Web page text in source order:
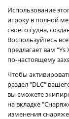
Использование
игроку в полной
своего судна,
Воспользуйтесь
предлагает вам
по-настоящему
Чтобы
раздел "DLC"
вы сможете
на вкладке
изменения